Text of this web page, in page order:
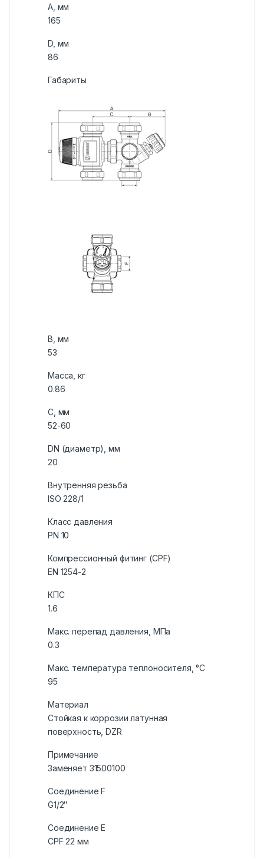
A, мм
165
D, мм
86
Габариты
В, мм
53
Масса, кг
0.86
С, мм
52-60
DN (диаметр), мм
20
Внутренняя резьба
ISO 228/1
Класс давления
PN 10
Компрессионный фитинг (CPF)
EN 1254-2
КПС
1.6
Макс. перепад давления, МПа
0.3
Макс. температура теплоносителя, °C
95
Материал
Стойкая к коррозии латунная
поверхность, DZR
Примечание
Заменяет 31500100
Соединение F
G1/2″
Соединение Е
CPF 22 мм